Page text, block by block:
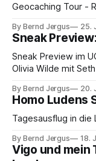
Geocaching Tour -
By Bernd Jergus 25.
Sneak
Sneak Preview im
Olivia Wilde mit
By Bernd Jergus 20.
Homo Ludens
Tagesausflug in die
By Bernd Jergus 18.
Vigo und mein